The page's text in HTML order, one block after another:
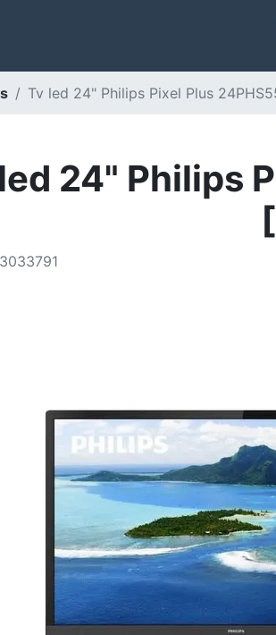
Tv led 24" Philips Pixel Plus
24" Philips